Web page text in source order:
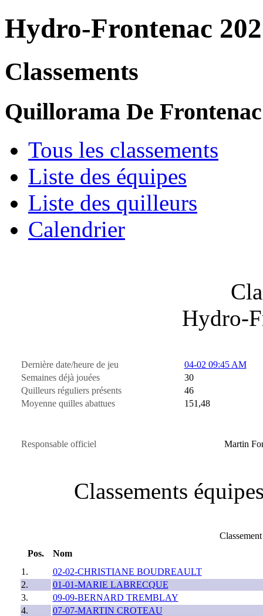
Hydro-Frontenac
Classements
Quillorama De Frontenac
Tous les classements
Liste des équipes
Liste des quilleurs
Calendrier
Hydro-
Dernière date/heure de jeu
04-02 09:45 AM
Semaines déjà jouées
30
Quilleurs réguliers présents
46
Moyenne quilles abattues
151,48
Responsable officiel Martin
Classements
Pos.
Nom
1.
02-02-CHRISTIANE BOUDREAULT
2.
01-01-MARIE LABRECQUE
3.
09-09-BERNARD TREMBLAY
4.
07-07-MARTIN CROTEAU